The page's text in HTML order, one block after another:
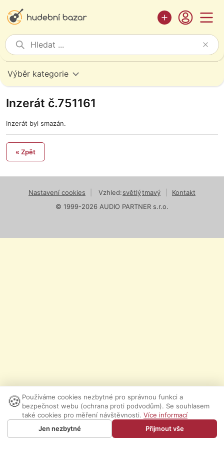
Výběr kategorie
Inzerát č.751161
Inzerát byl smazán.
« Zpět
Nastavení cookies Vzhled:světlýtmavý
Kontakt
© 1999-2026 AUDIO PARTNER s.r.o.
🍪 Používáme cookies nezbytné pro správnou funkci a
bezpečnost webu (ochrana proti podvodům). Se souhlasem
také cookies pro měření návštěvnosti. Více informací
Jen nezbytné
Přijmout vše